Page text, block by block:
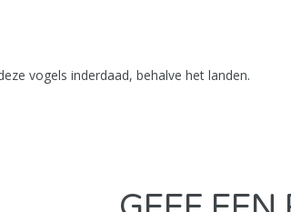
vogels inderdaad, behalve het landen.